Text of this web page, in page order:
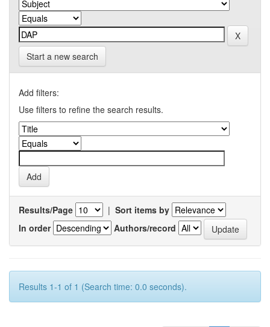
Start a new search
Add filters:
Use filters to refine the search results.
Results/Page | Sort items by
In order
Authors/record
Results 1-1 of 1 (Search time: 0.0 seconds).